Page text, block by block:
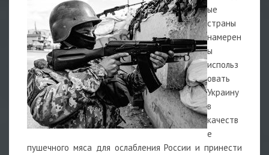
ые
страны
намерен
ы
использ
овать
Украину
в
качеств
е
пушечного мяса для ослабления России и принести